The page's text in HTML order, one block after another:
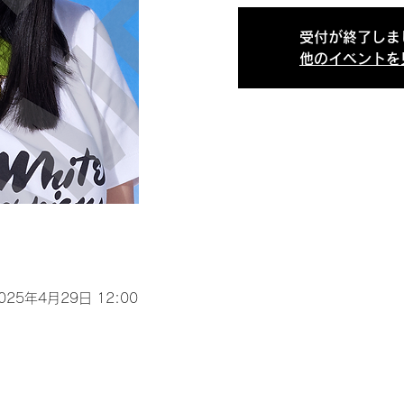
受付が終了しま
他のイベントを
年4月29日 12:00